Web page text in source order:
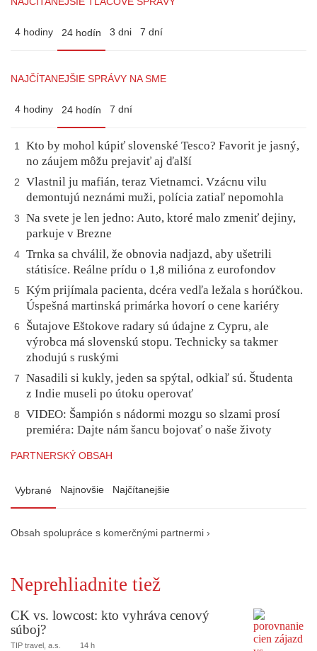
4 hodiny 24 hodín 3 dni 7 dní
NAJČÍTANEJŠIE SPRÁVY NA SME
4 hodiny 24 hodín 7 dní
1
Kto by mohol kúpiť slovenské Tesco? Favorit je jasný,
no záujem môžu prejaviť aj ďalší
2
Vlastnil ju mafián, teraz Vietnamci. Vzácnu vilu
demontujú neznámi muži, polícia zatiaľ nepomohla
3
Na svete je len jedno: Auto, ktoré malo zmeniť dejiny,
parkuje v Brezne
4 Trnka sa chválil, že obnovia nadjazd, aby ušetrili
státisíce. Reálne prídu o 1,8 milióna z eurofondov
5
Kým prijímala pacienta, dcéra vedľa ležala s horúčkou.
Úspešná martinská primárka hovorí o cene kariéry
6
Šutajove Eštokove radary sú údajne z Cypru, ale
výrobca má slovenskú stopu. Technicky sa takmer
zhodujú s ruskými
7
Nasadili si kukly, jeden sa spýtal, odkiaľ sú. Študenta
z Indie museli po útoku operovať
8
VIDEO: Šampión s nádormi mozgu so slzami prosí
premiéra: Dajte nám šancu bojovať o naše životy
PARTNERSKÝ OBSAH
Vybrané Najnovšie Najčítanejšie
Obsah spolupráce s komerčnými partnermi ›
Neprehliadnite tiež
CK vs. lowcost: kto vyhráva cenový
súboj?
TIP travel, a.s. 14 h